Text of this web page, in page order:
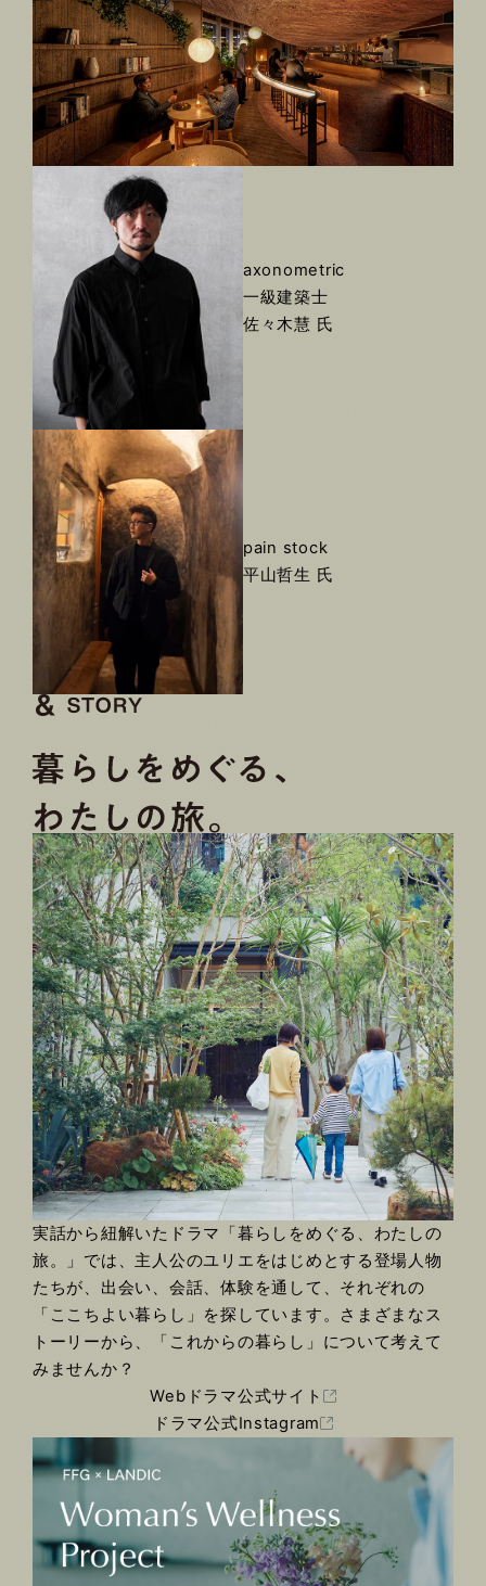
axonometric
一級建築士
佐々木慧 氏
pain stock
平山哲生 氏
実話から紐解いたドラマ「暮らしをめぐる、わたしの
旅。」では、主人公のユリエをはじめとする登場人物
たちが、出会い、会話、体験を通して、それぞれの
「ここちよい暮らし」を探しています。さまざまなス
トーリーから、「これからの暮らし」について考えて
みませんか？
Webドラマ公式サイト
ドラマ公式Instagram